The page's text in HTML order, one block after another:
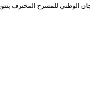
عشر من المهرجان الوطني